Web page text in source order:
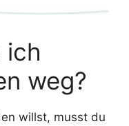
ich
weg?
willst, musst du